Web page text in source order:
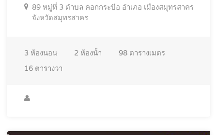
89 หมู่ที่ 3 ตำบล คอกกระบือ อำเภอ เมืองสมุทรสาคร
จังหวัดสมุทรสาคร
3 ห้องนอน 2 ห้องน้ำ 98 ตารางเมตร
16 ตารางวา